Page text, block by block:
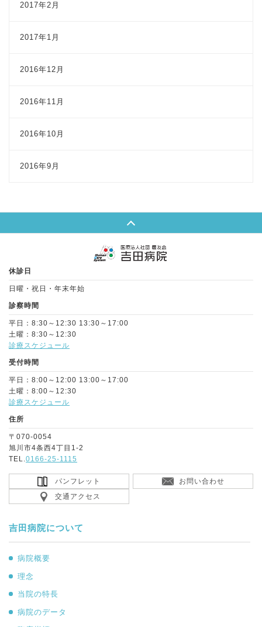
2017年2月
2017年1月
2016年12月
2016年11月
2016年10月
2016年9月
休診日
日曜・祝日・年末年始
診察時間
平日：8:30～12:30 13:30～17:00
土曜：8:30～12:30
診療スケジュール
受付時間
平日：8:00～12:00 13:00～17:00
土曜：8:00～12:30
診療スケジュール
住所
〒070-0054
旭川市4条西4丁目1-2
TEL.0166-25-1115
パンフレット
お問い合わせ
交通アクセス
吉田病院について
病院概要
理念
当院の特長
病院のデータ